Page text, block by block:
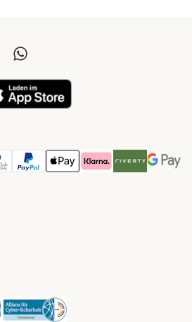
MethodPayment Method
Club Payment Method
PayPal Payment Method
Apple Pay Payment Method
Klarna Payment Method
Riverty Payment
Google
Method
Security Security